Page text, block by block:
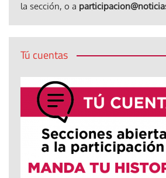
la sección, o a
Tú cuentas